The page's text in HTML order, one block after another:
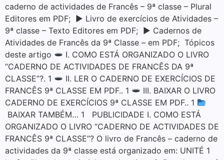
caderno de actividades de Francês – 9ª classe – Plural
Editores em PDF; ▶ Livro de exercícios de Atividades –
9ª classe – Texto Editores em PDF; ▶ Cadernos de
Atividades de Francês da 9ª Classe – em PDF; Tópicos
deste artigo
I. COMO ESTÁ ORGANIZADO O LIVRO
“CADERNO DE ACTIVIDADES DE FRANCÊS DA 9ª
CLASSE”?. 1
II. LER O CADERNO DE EXERCÍCIOS DE
FRANCÊS 9ª CLASSE EM PDF.. 1
III. BAIXAR O LIVRO
CADERNO DE EXERCÍCIOS 9ª CLASSE EM PDF.. 1
BAIXAR TAMBÉM… 1 PUBLICIDADE I. COMO ESTÁ
ORGANIZADO O LIVRO “CADERNO DE ACTIVIDADES DE
FRANCÊS 9ª CLASSE”? O livro de Francês – caderno de
actividades da 9ª classe está organizado em: UNITÉ 1